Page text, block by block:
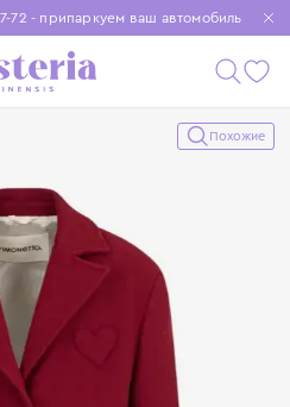
72 - припаркуем ваш автомобиль
при заказе от 15 000 ₽
покупки были еще удобнее
Похожие